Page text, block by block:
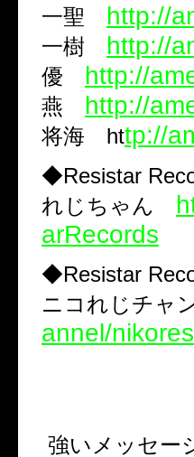
一聖 http://
一樹 http://
優 http://
燕 http://
将海 http://
◆Resistar
れじちゃん
arRecords
◆Resistar
ニコれじチャ
annel/
強いメッセー